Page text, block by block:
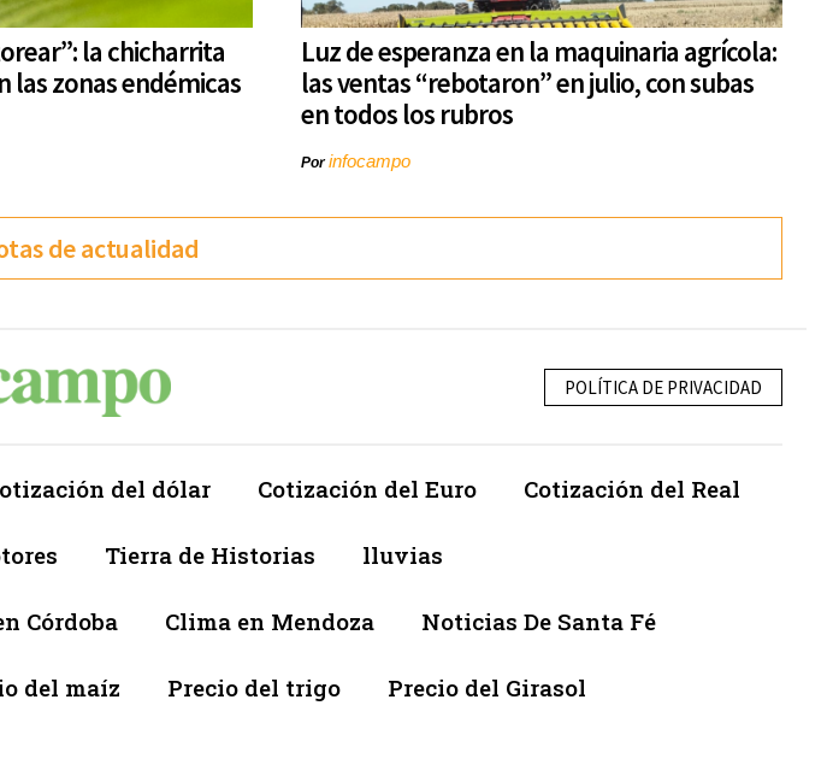
la chicharrita
las zonas endémicas
Luz de esperanza en la maquinaria agrícola:
las ventas “rebotaron” en julio, con subas
en todos los rubros
Porinfocampo
de actualidad
POLÍTICA DE PRIVACIDAD
del dólar Cotización del Euro Cotización del Real
Tierra de Historias lluvias
Córdoba Clima en Mendoza Noticias De Santa Fé
del maíz Precio del trigo Precio del Girasol